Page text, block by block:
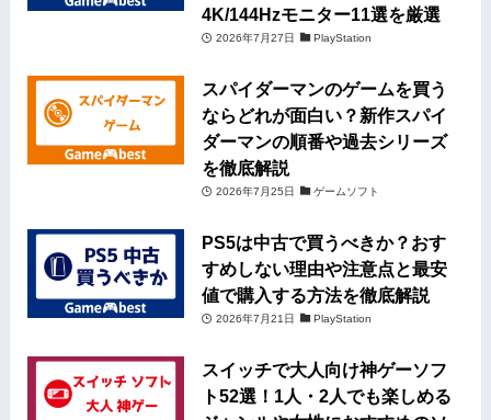
4K/144Hzモニター11選を厳選
2026年7月27日 PlayStation
スパイダーマンのゲームを買う
ならどれが面白い？新作スパイ
ダーマンの順番や過去シリーズ
を徹底解説
2026年7月25日 ゲームソフト
PS5は中古で買うべきか？おす
すめしない理由や注意点と最安
値で購入する方法を徹底解説
2026年7月21日 PlayStation
スイッチで大人向け神ゲーソフ
ト52選！1人・2人でも楽しめる